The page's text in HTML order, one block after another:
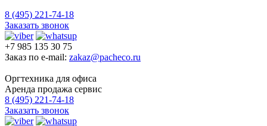
8 (495) 221-74-18
Заказать звонок
+7 985 135 30 75
Заказ по e-mail: zakaz@pacheco.ru
Оргтехника для офиса
Аренда продажа сервис
8 (495) 221-74-18
Заказать звонок